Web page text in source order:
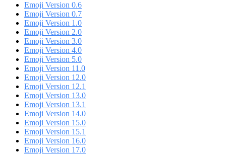
Emoji Version 0.6
Emoji Version 0.7
Emoji Version 1.0
Emoji Version 2.0
Emoji Version 3.0
Emoji Version 4.0
Emoji Version 5.0
Emoji Version 11.0
Emoji Version 12.0
Emoji Version 12.1
Emoji Version 13.0
Emoji Version 13.1
Emoji Version 14.0
Emoji Version 15.0
Emoji Version 15.1
Emoji Version 16.0
Emoji Version 17.0